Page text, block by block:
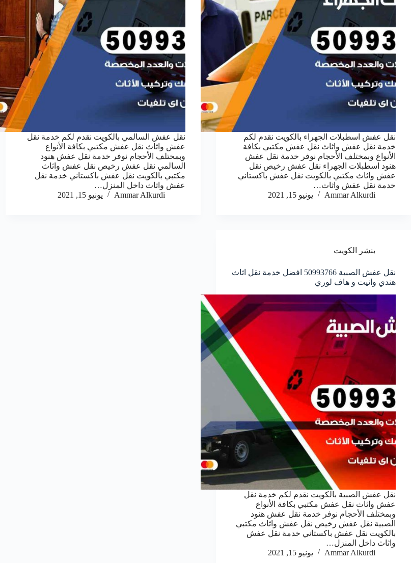
نقل عفش اسطبلات الجهراء بالكويت نقدم لكم
خدمة نقل عفش واثاث نقل عفش مكتبي بكافة
الأنواع وبمختلف الأحجام نوفر خدمة نقل عفش
هنود اسطبلات الجهراء نقل عفش رخيص نقل
عفش واثاث مكتبي بالكويت نقل عفش باكستاني
خدمة نقل عفش واثاث…
Ammar Alkurdi
يونيو 15, 2021
نقل عفش السالمي بالكويت نقدم لكم خدمة نقل
عفش واثاث نقل عفش مكتبي بكافة الأنواع
وبمختلف الأحجام نوفر خدمة نقل عفش هنود
السالمي نقل عفش رخيص نقل عفش واثاث
مكتبي بالكويت نقل عفش باكستاني خدمة نقل
عفش واثاث داخل المنزل…
Ammar Alkurdi
يونيو 15, 2021
بنشر الكويت
نقل عفش الصبية 50993766 افضل خدمة نقل اثاث
هندي وانيت و هاف لوري
نقل عفش الصبية بالكويت نقدم لكم خدمة نقل
عفش واثاث نقل عفش مكتبي بكافة الأنواع
وبمختلف الأحجام نوفر خدمة نقل عفش هنود
الصبية نقل عفش رخيص نقل عفش واثاث مكتبي
بالكويت نقل عفش باكستاني خدمة نقل عفش
واثاث داخل المنزل…
Ammar Alkurdi
يونيو 15, 2021